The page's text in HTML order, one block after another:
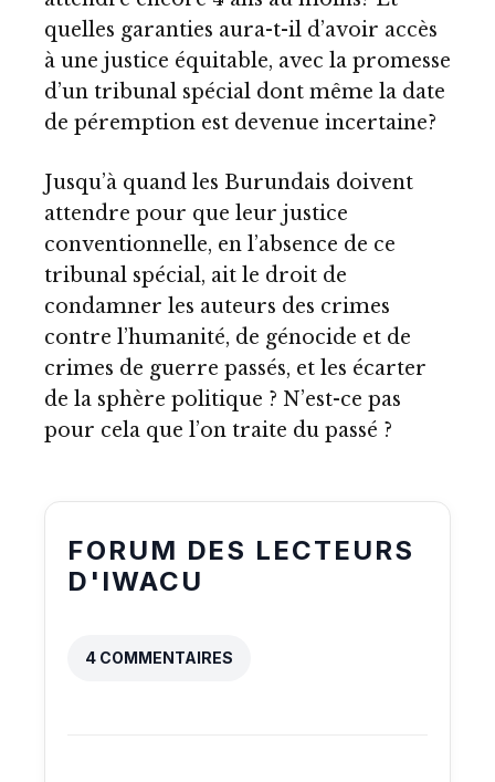
quelles garanties aura-t-il d’avoir accès
à une justice équitable, avec la promesse
d’un tribunal spécial dont même la date
de péremption est devenue incertaine?
Jusqu’à quand les Burundais doivent
attendre pour que leur justice
conventionnelle, en l’absence de ce
tribunal spécial, ait le droit de
condamner les auteurs des crimes
contre l’humanité, de génocide et de
crimes de guerre passés, et les écarter
de la sphère politique ? N’est-ce pas
pour cela que l’on traite du passé ?
FORUM DES LECTEURS
D'IWACU
4 COMMENTAIRES